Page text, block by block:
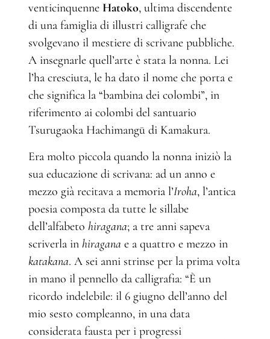
venticinquenne Hatoko, ultima discendente
di una famiglia di illustri calligrafe che
svolgevano il mestiere di scrivane pubbliche.
A insegnarle quell’arte è stata la nonna. Lei
l’ha cresciuta, le ha dato il nome che porta e
che significa la “bambina dei colombi”, in
riferimento ai colombi del santuario
Tsurugaoka Hachimangū di Kamakura.
Era molto piccola quando la nonna iniziò la
sua educazione di scrivana: ad un anno e
mezzo già recitava a memoria l’Iroha, l’antica
poesia composta da tutte le sillabe
dell’alfabeto hiragana; a tre anni sapeva
scriverla in hiragana e a quattro e mezzo in
katakana. A sei anni strinse per la prima volta
in mano il pennello da calligrafia: “È un
ricordo indelebile: il 6 giugno dell’anno del
mio sesto compleanno, in una data
considerata fausta per i progressi